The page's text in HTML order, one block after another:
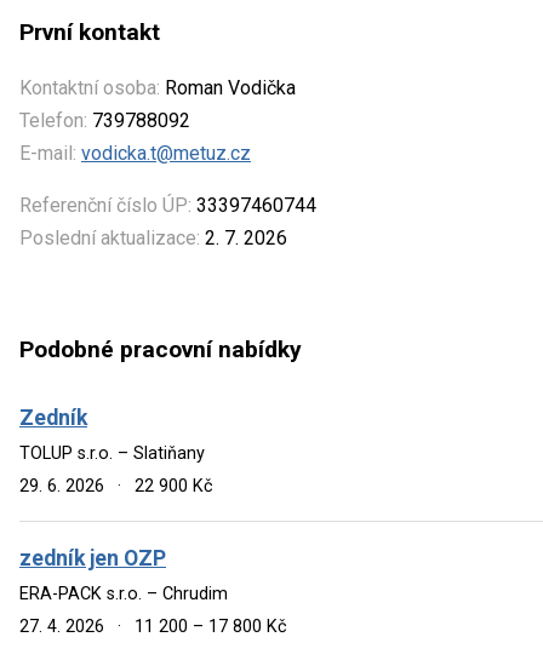
První kontakt
Kontaktní osoba: Roman Vodička
Telefon: 739788092
E-mail: vodicka.t@metuz.cz
Referenční číslo ÚP: 33397460744
Poslední aktualizace: 2. 7. 2026
Podobné pracovní nabídky
Zedník
TOLUP s.r.o. – Slatiňany
29. 6. 2026
· 22 900 Kč
zedník jen OZP
ERA-PACK s.r.o. – Chrudim
27. 4. 2026
· 11 200 – 17 800 Kč